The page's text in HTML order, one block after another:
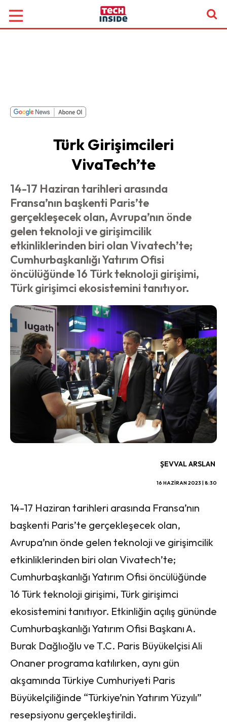
Türk Girişimcileri
VivaTech’te
14-17 Haziran tarihleri arasında
Fransa’nın başkenti Paris’te
gerçekleşecek olan, Avrupa’nın önde
gelen teknoloji ve girişimcilik
etkinliklerinden biri olan Vivatech’te;
Cumhurbaşkanlığı Yatırım Ofisi
öncülüğünde 16 Türk teknoloji girişimi,
Türk girişimci ekosistemini tanıtıyor.
ŞEVVAL ARSLAN
16 HAZIRAN 2023 | 8:30
14-17 Haziran tarihleri arasında Fransa’nın
başkenti Paris’te gerçekleşecek olan,
Avrupa’nın önde gelen teknoloji ve girişimcilik
etkinliklerinden biri olan Vivatech’te;
Cumhurbaşkanlığı Yatırım Ofisi öncülüğünde
16 Türk teknoloji girişimi, Türk girişimci
ekosistemini tanıtıyor. Etkinliğin açılış gününde
Cumhurbaşkanlığı Yatırım Ofisi Başkanı A.
Burak Dağlıoğlu ve T.C. Paris Büyükelçisi Ali
Onaner programa katılırken, aynı gün
akşamında Türkiye Cumhuriyeti Paris
Büyükelçiliğinde “Türkiye’nin Yatırım Yüzyılı”
resepsiyonu gerçekleştirildi.